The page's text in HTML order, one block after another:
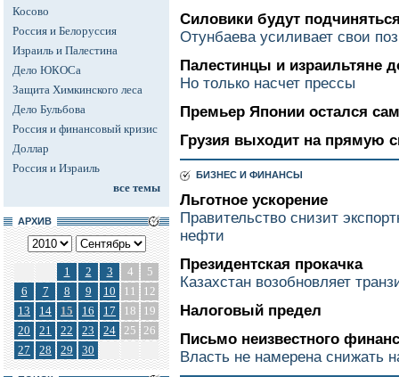
Косово
Россия и Белоруссия
Израиль и Палестина
Дело ЮКОСа
Защита Химкинского леса
Дело Бульбова
Россия и финансовый кризис
Доллар
Россия и Израиль
все темы
АРХИВ
1 2 3 4
5
6
7 8 9 10 11
12
13
14 15 16 17 18
19
20
21 22 23 24 25 26
27
28 29 30
Силовики будут
Отунбаева усиливает свои
Палестинцы и израильтяне
Но только насчет прессы
Премьер Японии остался
Грузия выходит на прямую
БИЗНЕС И ФИНАНСЫ
Льготное ускорение
Правительство снизит
нефти
Президентская прокачка
Казахстан возобновляет
Налоговый предел
Письмо неизвестного
Власть не намерена снижать